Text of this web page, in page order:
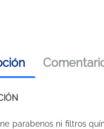
parabenos ni filtros